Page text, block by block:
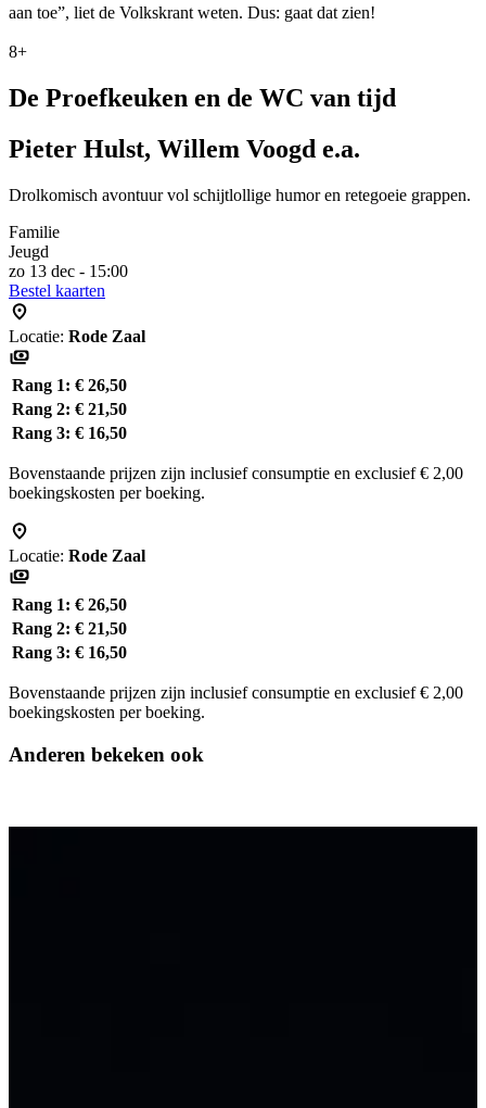
aan toe”, liet de Volkskrant weten. Dus: gaat dat zien!
8+
De Proefkeuken en de WC van tijd
Pieter Hulst, Willem Voogd e.a.
Drolkomisch avontuur vol schijtlollige humor en retegoeie grappen.
Familie
Jeugd
zo 13 dec - 15:00
Bestel kaarten
Locatie: Rode Zaal
Rang 1: € 26,50
Rang 2: € 21,50
Rang 3: € 16,50
Bovenstaande prijzen zijn inclusief consumptie en exclusief € 2,00
boekingskosten per boeking.
Locatie: Rode Zaal
Rang 1: € 26,50
Rang 2: € 21,50
Rang 3: € 16,50
Bovenstaande prijzen zijn inclusief consumptie en exclusief € 2,00
boekingskosten per boeking.
Anderen bekeken ook